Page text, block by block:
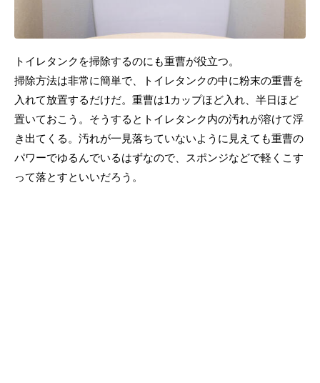
トイレタンクを掃除するのにも重曹が役立つ。
掃除方法は非常に簡単で、トイレタンクの中に粉末の重曹を
入れて放置するだけだ。重曹は1カップほど入れ、半日ほど
置いておこう。そうするとトイレタンク内の汚れが溶けて浮
き出てくる。汚れが一見落ちていないように見えても重曹の
パワーでゆるんでいるはずなので、スポンジなどで軽くこす
って落とすといいだろう。